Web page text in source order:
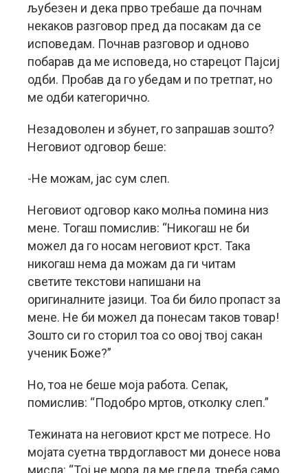
љубезен и дека прво требаше да почнам
некаков разговор пред да посакам да се
исповедам. Почнав разговор и одново
побарав да ме исповеда, но старецот Пајсиј
одби. Пробав да го убедам и по третпат, но
ме одби категорично.
Незадоволен и збунет, го запрашав зошто?
Неговиот одговор беше:
-Не можам, јас сум слеп.
Неговиот одговор како молња помина низ
мене. Тогаш помислив: “Никогаш не би
можел да го носам неговиот крст. Така
никогаш нема да можам да ги читам
светите текстови напишани на
оригиналните јазици. Тоа би било пропаст за
мене. Не би можел да понесам таков товар!
Зошто си го сторил тоа со овој твој сакан
ученик Боже?”
Но, тоа не беше моја работа. Сепак,
помислив: “Подобро мртов, отколку слеп.”
Тежината на неговиот крст ме потресе. Но
мојата суетна тврдоглавост ми донесе нова
мисла: “Тој не мора да ме гледа, треба само